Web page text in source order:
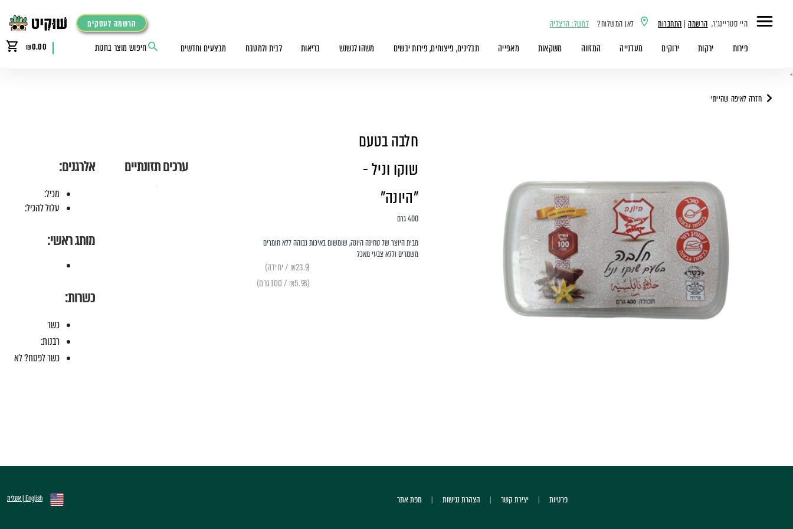
היי סטריינג'ר, הרשמה| התחברות לאן המשלוח? למשל: הרצליה הרשמה לעסקים
פירות ירקות ירוקים מעדנייה המזווה משקאות מאפייה תבלינים, פיצוחים, פירות יבשים משהו לנשנש בריאות לבית ולמטבח מבצעים וחדשים ₪0.00
>
חזרה לאיפה שהייתי
חלבה בטעם
שוקו וניל -
"היונה"
400 גרם
מבית היוצר של טחינה היונה, שומשום באיכות גבוהה ללא חומרים
משמרים וללא צבעי מאכל
(₪23.9 / יחידה)
(₪5.98 / 100 גרם)
ערכים תזונתיים אלרגנים:
מכיל:
עלול להכיל:
מותג ראשי:
כשרות:
כשר
רבנות:
כשר לפסח? לא
פרטיות יצירת קשר הצהרת נגישות מפת אתר English | אנגלית